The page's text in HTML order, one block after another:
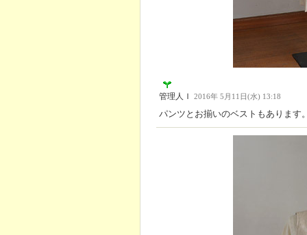
管理人Ｉ 2016年 5月11日(水) 13:18
パンツとお揃いのベストもあります